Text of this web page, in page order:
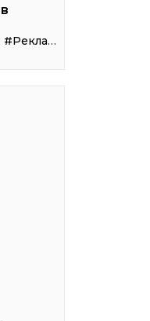
#Реклама